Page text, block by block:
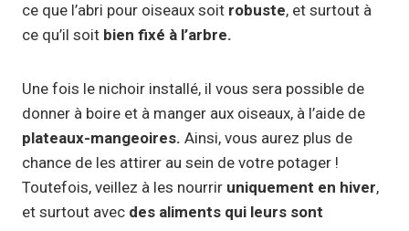
ce que l’abri pour oiseaux soit robuste, et surtout à
ce qu’il soit bien fixé à l’arbre.
Une fois le nichoir installé, il vous sera possible de
donner à boire et à manger aux oiseaux, à l’aide de
plateaux-mangeoires. Ainsi, vous aurez plus de
chance de les attirer au sein de votre potager !
Toutefois, veillez à les nourrir uniquement en hiver,
et surtout avec des aliments qui leurs sont